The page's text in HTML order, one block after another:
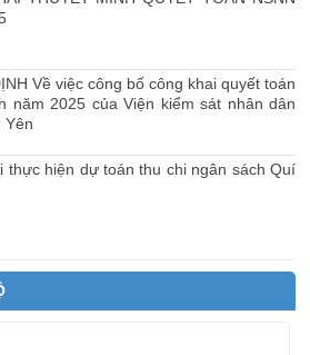
Về việc công bố công khai quyết toán
năm 2025 của Viện kiểm sát nhân dân
Yên
thực hiện dự toán thu chi ngân sách Quí